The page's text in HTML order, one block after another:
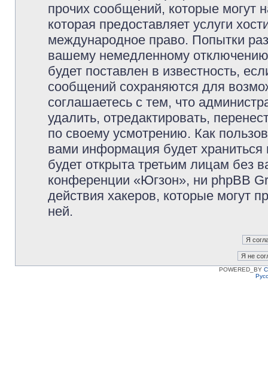
прочих сообщений, которые могут
которая предоставляет услуги
международное право. Попытки
вашему немедленному
будет поставлен в известность,
сообщений сохраняются для
соглашаетесь с тем, что
удалить, отредактировать,
по своему усмотрению. Как
вами информация будет
будет открыта третьим лицам без
конференции «Югзон», ни phpBB
действия хакеров, которые могут
ней.
POWERED_BY